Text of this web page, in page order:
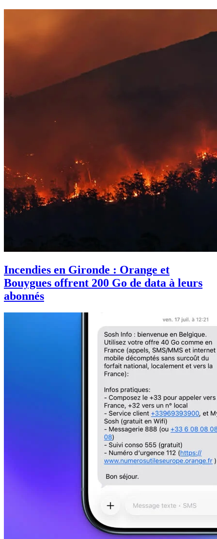
Incendies en Gironde : Orange et
Bouygues offrent 200 Go de data à leurs
abonnés